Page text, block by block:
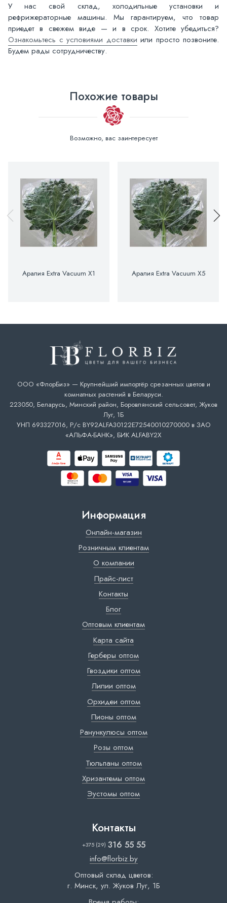
У нас свой склад, холодильные установки и
рефрижераторные машины. Мы гарантируем, что товар
приедет в свежем виде — и в срок. Хотите убедиться?
Ознакомьтесь с условиями доставки или просто позвоните.
Будем рады сотрудничеству.
Похожие товары
Возможно, вас заинтересует
Аралия Extra Vacuum X1 Аралия Extra Vacuum X5
ООО «ФлорБиз» — Крупнейший импортёр срезанных цветов и
комнатных растений в Беларуси.
223050, Беларусь, Минский район, Боровлянский сельсовет, Жуков
Луг, 1Б
УНП 693327016, Р/с BY92ALFA30122E72540010270000 в ЗАО
«АЛЬФА-БАНК», БИК ALFABY2X
Информация
Онлайн-магазин
Розничным клиентам
О компании
Прайс-лист
Контакты
Блог
Оптовым клиентам
Карта сайта
Герберы оптом
Гвоздики оптом
Лилии оптом
Орхидеи оптом
Пионы оптом
Ранункулюсы оптом
Розы оптом
Тюльпаны оптом
Хризантемы оптом
Эустомы оптом
Контакты
+375 (29) 316 55 55
info@florbiz.by
Оптовый склад цветов:
г. Минск, ул. Жуков Луг, 1Б